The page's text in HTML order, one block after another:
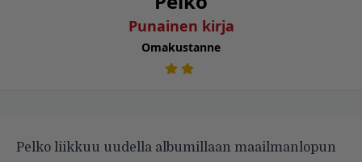
Punainen kirja
Omakustanne
Pelko liikkuu uudella albumillaan maailmanlopun